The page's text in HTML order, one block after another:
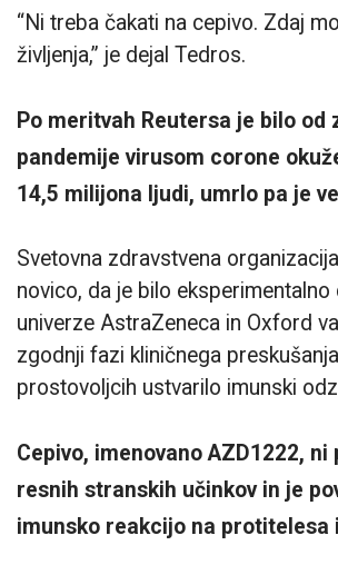
“Ni treba čakati na cepivo. Zdaj
življenja,” je dejal Tedros.
Po meritvah Reutersa je bilo od
pandemije virusom corone
14,5 milijona ljudi, umrlo pa je
Svetovna zdravstvena
novico, da je bilo eksperimentalno
univerze AstraZeneca in Oxford
zgodnji fazi kliničnega
prostovoljcih ustvarilo imunski
Cepivo, imenovano AZD1222,
resnih stranskih učinkov in je
imunsko reakcijo na protitelesa